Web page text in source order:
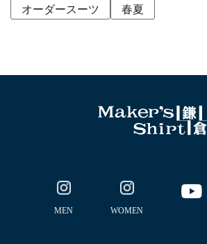
オーダースーツ
春夏
MEN WOMEN